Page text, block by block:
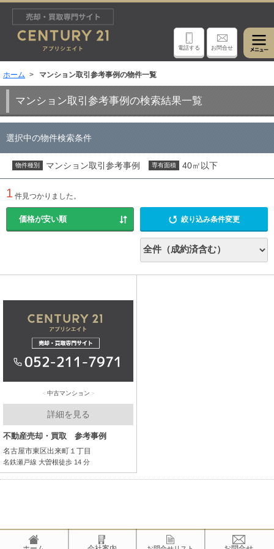
電話する お問合せ
ホーム マンション取引参考事例の物件一覧
マンション取引参考事例の検索結果一覧
選択中の物件検索条件
物件種別 マンション取引参考事例 専有面積 40㎡以下
1 件見つかりました。
絞り込み条件変更
中古マンション
詳細を見る
不動産売却・買取 参考事例
名古屋市東区出来町１丁目
名鉄瀬戸線 大曽根徒歩 14 分